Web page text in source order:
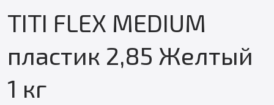
TITI FLEX MEDIUM
пластик 2,85 Желтый
1 кг